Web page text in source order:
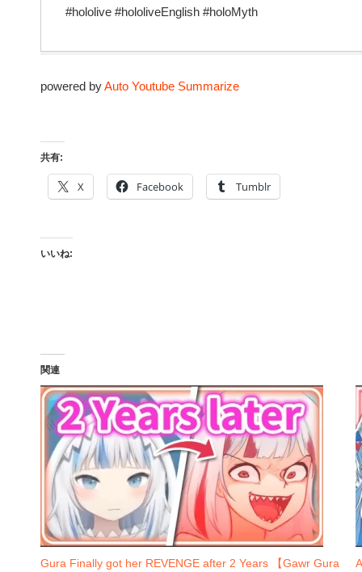
#hololive​ #hololiveEnglish​ #holoMyth
powered byAuto Youtube Summarize
共有:
X Facebook Tumblr
いいね:
関連
Gura Finally got her REVENGE after 2 Years 【Gawr Gura